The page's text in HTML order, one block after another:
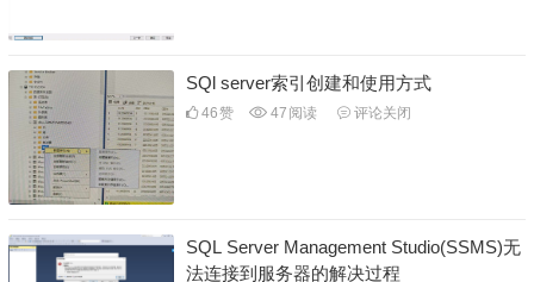
SQl server索引创建和使用方式
46赞 47 阅读 评论关闭
SQL Server Management Studio(SSMS)无
法连接到服务器的解决过程